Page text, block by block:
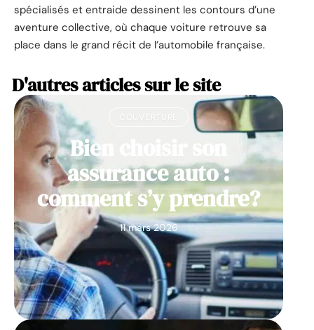
spécialisés et entraide dessinent les contours d’une
aventure collective, où chaque voiture retrouve sa
place dans le grand récit de l’automobile française.
D'autres articles sur le site
Bien choisir son
assurance auto :
comment s’y prendre?
11 mars 2026